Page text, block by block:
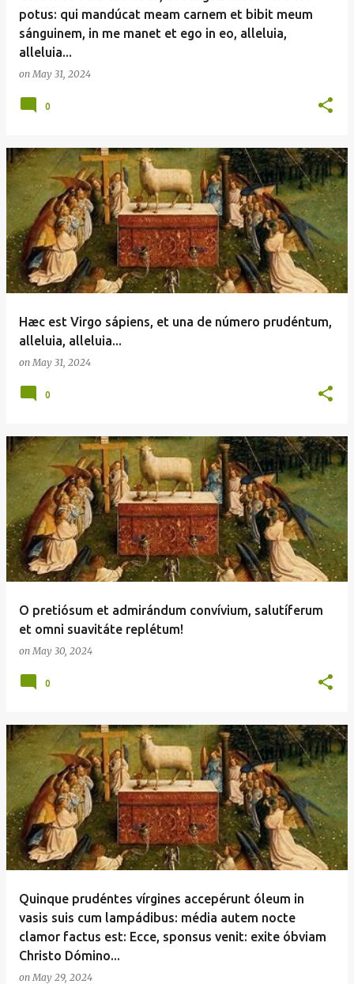
potus: qui mandúcat meam carnem et bibit meum
sánguinem, in me manet et ego in eo, alleluia,
alleluia...
onMay 31, 2024
0
Hæc est Virgo sápiens, et una de número prudéntum,
alleluia, alleluia...
onMay 31, 2024
0
O pretiósum et admirándum convívium, salutíferum
et omni suavitáte replétum!
onMay 30, 2024
0
Quinque prudéntes vírgines accepérunt óleum in
vasis suis cum lampádibus: média autem nocte
clamor factus est: Ecce, sponsus venit: exite óbviam
Christo Dómino...
onMay 29, 2024